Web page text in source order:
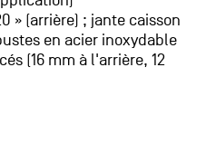
» (arrière) ; jante caisson
en acier inoxydable
(16 mm à l'arrière, 12